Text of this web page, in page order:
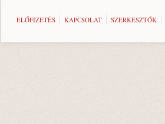
ELŐFIZETÉS KAPCSOLAT SZERKESZTŐK